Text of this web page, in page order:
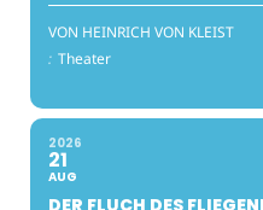
VON HEINRICH VON KLEIST
: Theater
2026
21
AUG